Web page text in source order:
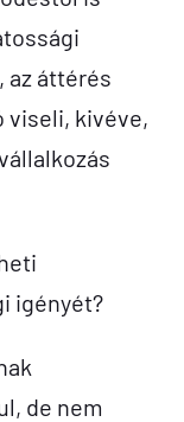
az áttérés
viseli, kivéve,
igényét?
de nem